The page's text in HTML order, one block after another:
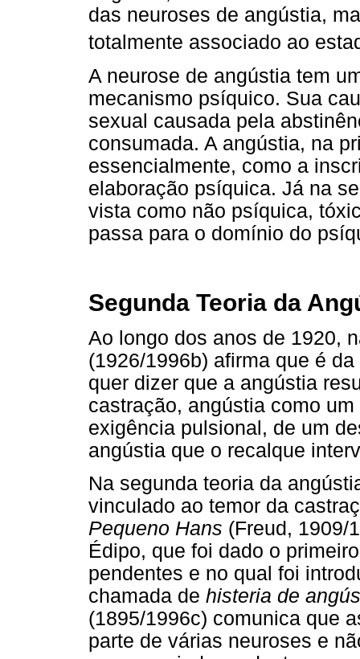
das neuroses de angústia,
totalmente associado ao
A neurose de angústia tem
mecanismo psíquico. Sua
sexual causada pela
consumada. A angústia, na
essencialmente, como a
elaboração psíquica. Já na
vista como não psíquica,
passa para o domínio do
Segunda Teoria da
Ao longo dos anos de 1920,
(1926/1996b) afirma que é
quer dizer que a angústia
castração, angústia como
exigência pulsional, de um
angústia que o recalque
Na segunda teoria da
vinculado ao temor da
Pequeno Hans (Freud, 1909/
Édipo, que foi dado o
pendentes e no qual foi
chamada de histeria de
(1895/1996c) comunica que
parte de várias neuroses e